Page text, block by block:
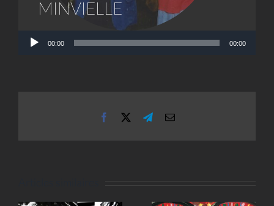
MINVIELLE
Lecteur00:00 00:00
Facebook TelegramEmail